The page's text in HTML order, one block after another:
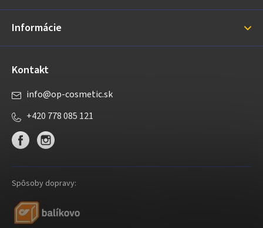
i
Informácie
Kontakt
info@op-cosmetic.sk
+420 778 085 121
Spôsoby dopravy: